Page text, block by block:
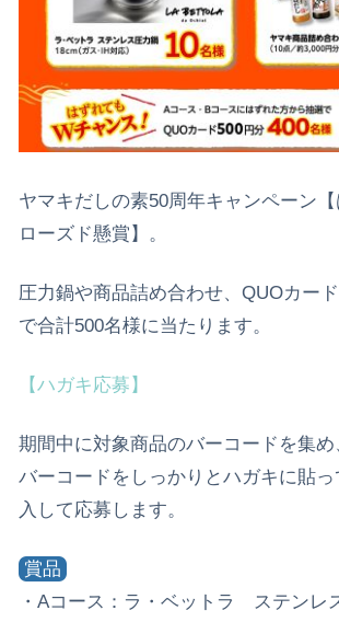
ヤマキだしの素50周年キャンペーン
ローズド懸賞】。
圧力鍋や商品詰め合わせ、QUOカー
で合計500名様に当たります。
【ハガキ応募】
期間中に対象商品のバーコードを集
バーコードをしっかりとハガキに貼
入して応募します。
賞品
・Aコース：ラ・ベットラ ステンレ